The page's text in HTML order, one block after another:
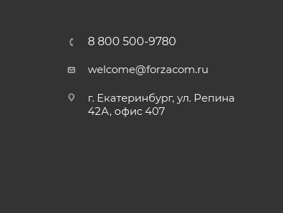
8 800 500-9780
welcome@forzacom.ru
г. Екатеринбург, ул. Репина
42А, офис 407